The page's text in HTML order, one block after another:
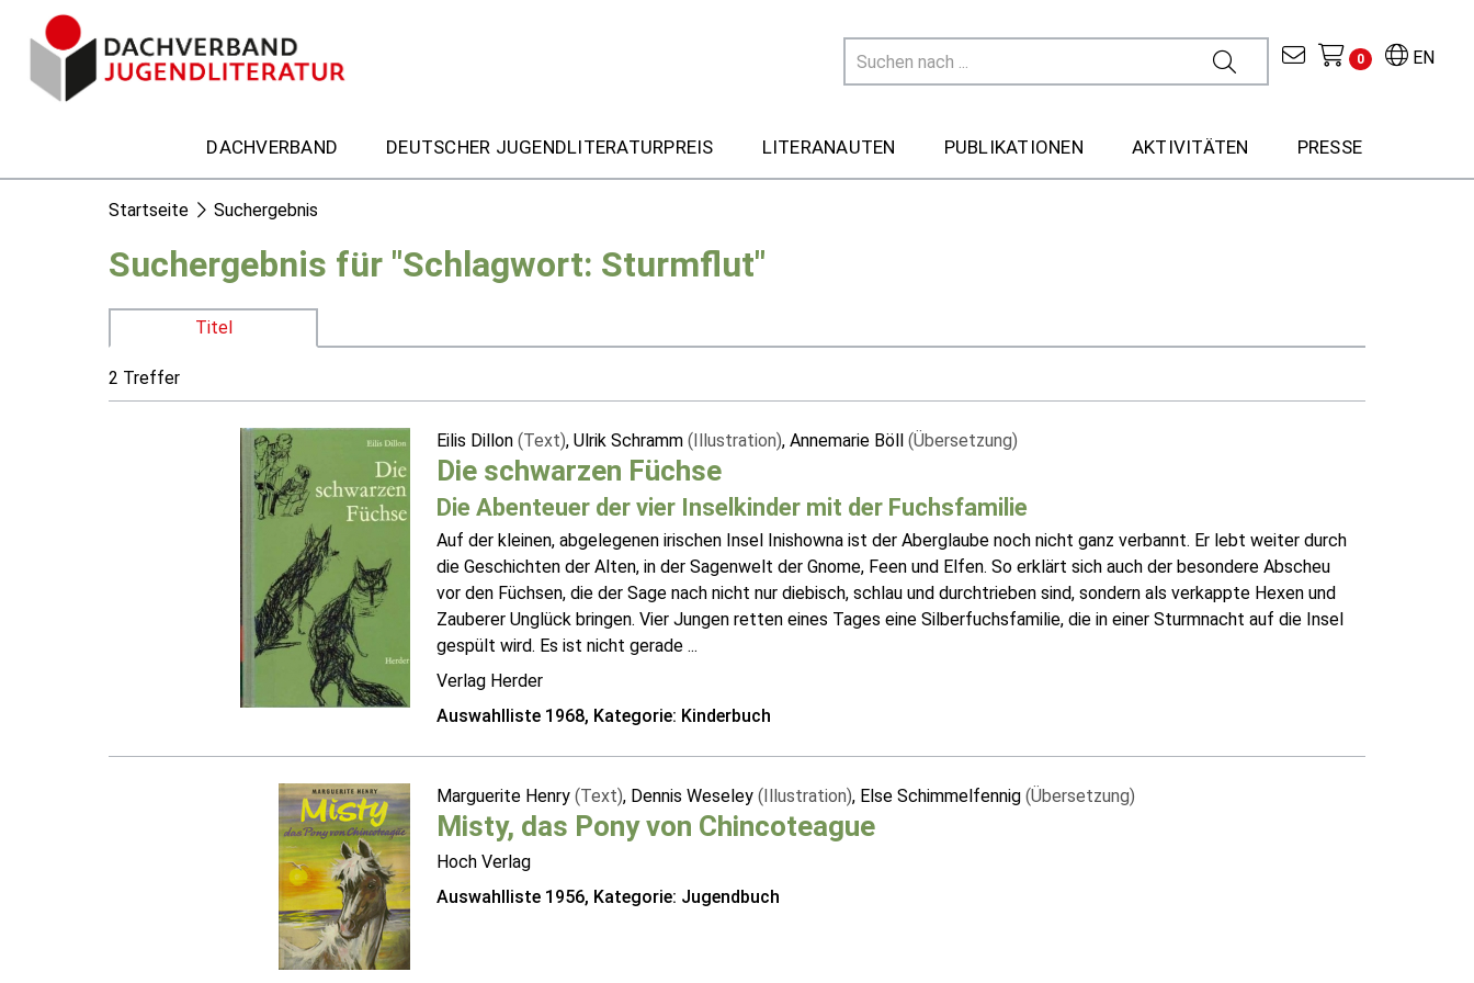
EN
0
DACHVERBAND DEUTSCHER JUGENDLITERATURPREIS LITERANAUTEN PUBLIKATIONEN AKTIVITÄTEN PRESSE
Startseite Suchergebnis
Suchergebnis für "Schlagwort: Sturmflut"
Titel
2 Treffer
Eilis Dillon (Text), Ulrik Schramm (Illustration), Annemarie Böll (Übersetzung)
Die schwarzen Füchse
Die Abenteuer der vier Inselkinder mit der Fuchsfamilie
Auf der kleinen, abgelegenen irischen Insel Inishowna ist der Aberglaube noch nicht ganz verbannt. Er lebt weiter durch
die Geschichten der Alten, in der Sagenwelt der Gnome, Feen und Elfen. So erklärt sich auch der besondere Abscheu
vor den Füchsen, die der Sage nach nicht nur diebisch, schlau und durchtrieben sind, sondern als verkappte Hexen und
Zauberer Unglück bringen. Vier Jungen retten eines Tages eine Silberfuchsfamilie, die in einer Sturmnacht auf die Insel
gespült wird. Es ist nicht gerade ...
Verlag Herder
Auswahlliste 1968, Kategorie: Kinderbuch
Marguerite Henry (Text), Dennis Weseley (Illustration), Else Schimmelfennig (Übersetzung)
Misty, das Pony von Chincoteague
Hoch Verlag
Auswahlliste 1956, Kategorie: Jugendbuch